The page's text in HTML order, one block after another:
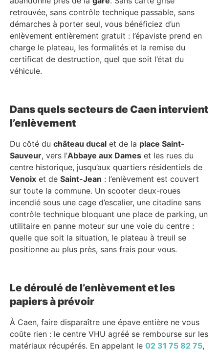
retrouvée, sans contrôle technique passable, sans
démarches à porter seul, vous bénéficiez d’un
enlèvement entièrement gratuit : l’épaviste prend en
charge le plateau, les formalités et la remise du
certificat de destruction, quel que soit l’état du
véhicule.
Dans quels secteurs de Caen intervient
l’enlèvement
Du côté du château ducal et de la place Saint-
Sauveur, vers l’Abbaye aux Dames et les rues du
centre historique, jusqu’aux quartiers résidentiels de
Venoix et de Saint-Jean : l’enlèvement est couvert
sur toute la commune. Un scooter deux-roues
incendié sous une cage d’escalier, une citadine sans
contrôle technique bloquant une place de parking, un
utilitaire en panne moteur sur une voie du centre :
quelle que soit la situation, le plateau à treuil se
positionne au plus près, sans frais pour vous.
Le déroulé de l’enlèvement et les
papiers à prévoir
À Caen, faire disparaître une épave entière ne vous
coûte rien : le centre VHU agréé se rembourse sur les
matériaux récupérés. En appelant le 02 31 75 82 75,